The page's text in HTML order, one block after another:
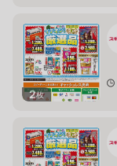
2枚